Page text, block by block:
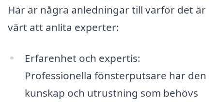
Här är några anledningar till varför det är
värt att anlita experter:
Erfarenhet och expertis:
Professionella fönsterputsare har den
kunskap och utrustning som behövs